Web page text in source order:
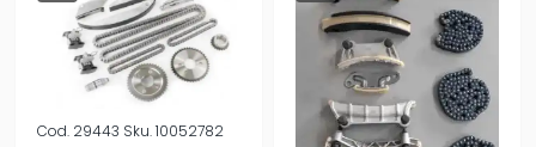
Cod. 29443 Sku.10052782